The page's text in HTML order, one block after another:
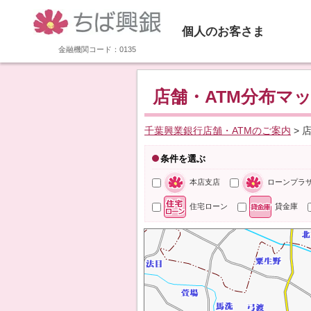
金融機関コード：0135
個人のお客さま
店舗・ATM分布マ
千葉興業銀行店舗・ATMのご案内 >
条件を選ぶ
本店支店 ローンプラ
住宅ローン 貸金庫